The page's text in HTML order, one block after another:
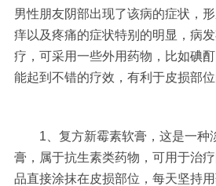
男性朋友阴部出现了该病的症状，
痒以及疼痛的症状特别的明显，病
疗，可采用一些外用药物，比如碘
能起到不错的疗效，有利于皮损部位
1、复方新霉素软膏，这是一种
膏，属于抗生素类药物，可用于治
品直接涂抹在皮损部位，每天坚持